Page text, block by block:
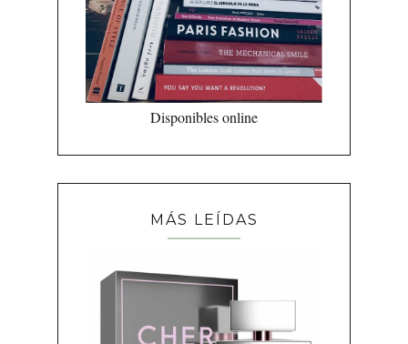
Disponibles online
MÁS LEÍDAS